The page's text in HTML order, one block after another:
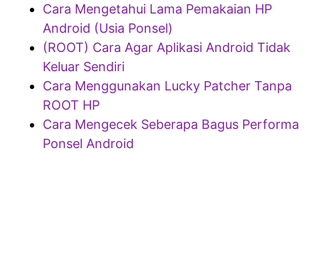
Cara Mengetahui Lama Pemakaian HP
Android (Usia Ponsel)
(ROOT) Cara Agar Aplikasi Android Tidak
Keluar Sendiri
Cara Menggunakan Lucky Patcher Tanpa
ROOT HP
Cara Mengecek Seberapa Bagus Performa
Ponsel Android